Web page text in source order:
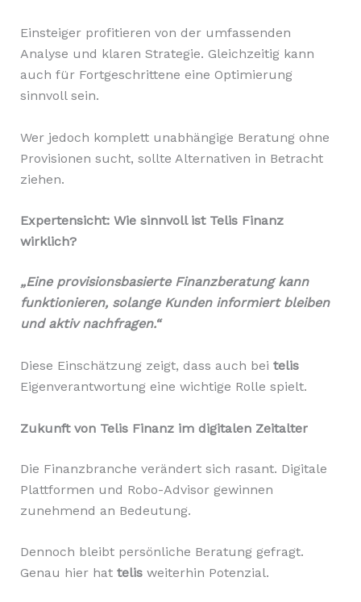
Einsteiger profitieren von der umfassenden
Analyse und klaren Strategie. Gleichzeitig kann
auch für Fortgeschrittene eine Optimierung
sinnvoll sein.
Wer jedoch komplett unabhängige Beratung ohne
Provisionen sucht, sollte Alternativen in Betracht
ziehen.
Expertensicht: Wie sinnvoll ist Telis Finanz
wirklich?
„Eine provisionsbasierte Finanzberatung kann
funktionieren, solange Kunden informiert bleiben
und aktiv nachfragen.“
Diese Einschätzung zeigt, dass auch bei telis
Eigenverantwortung eine wichtige Rolle spielt.
Zukunft von Telis Finanz im digitalen Zeitalter
Die Finanzbranche verändert sich rasant. Digitale
Plattformen und Robo-Advisor gewinnen
zunehmend an Bedeutung.
Dennoch bleibt persönliche Beratung gefragt.
Genau hier hat telisweiterhin Potenzial.